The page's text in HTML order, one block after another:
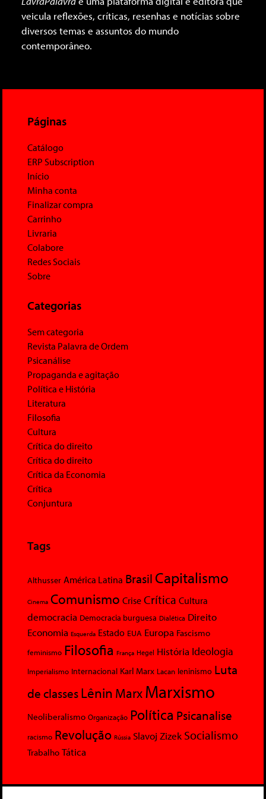
veicula reflexões, críticas, resenhas e notícias sobre
diversos temas e assuntos do mundo
contemporâneo.
Páginas
Catálogo
ERP Subscription
Início
Minha conta
Finalizar compra
Carrinho
Livraria
Colabore
Redes Sociais
Sobre
Categorias
Sem categoria
Revista Palavra de Ordem
Psicanálise
Propaganda e agitação
Política e História
Literatura
Filosofia
Cultura
Crítica do direito
Crítica do direito
Crítica da Economia
Crítica
Conjuntura
Tags
Althusser América Latina Brasil Capitalismo
Cinema Comunismo Crise Crítica Cultura
democracia Democracia burguesa Dialética Direito
Economia Esquerda Estado EUA Europa Fascismo
feminismo Filosofia França Hegel História Ideologia
Imperialismo Internacional Karl Marx Lacan leninismo Luta
de classesLênin MarxMarxismo
Neoliberalismo Organização Política Psicanalise
racismo Revolução Rússia Slavoj Zizek Socialismo
Trabalho Tática